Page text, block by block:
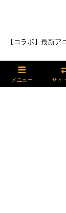
【コラボ】最新
メニュー サイ